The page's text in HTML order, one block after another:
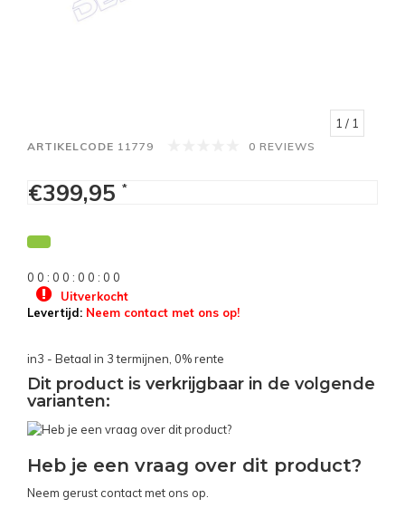
1 / 1
ARTIKELCODE 11779 0 REVIEWS
€399,95 *
0 0 : 0 0 : 0 0 : 0 0
Uitverkocht
Levertijd: Neem contact met ons op!
in3 - Betaal in 3 termijnen, 0% rente
Dit product is verkrijgbaar in de volgende
varianten:
Heb je een vraag over dit product?
Neem gerust contact met ons op.